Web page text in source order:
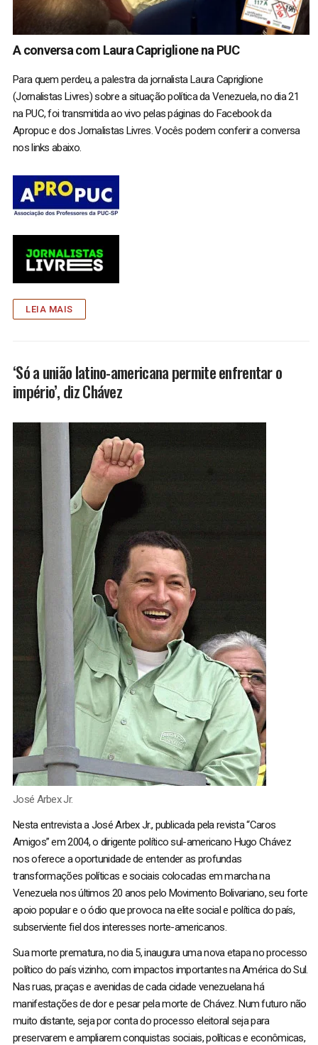
A conversa com Laura Capriglione na PUC
Para quem perdeu, a palestra da jornalista Laura Capriglione
(Jornalistas Livres) sobre a situação política da Venezuela, no dia 21
na PUC, foi transmitida ao vivo pelas páginas do Facebook da
Apropuc e dos Jornalistas Livres. Vocês podem conferir a conversa
nos links abaixo.
LEIA MAIS
‘Só a união latino-americana permite enfrentar o
império’, diz Chávez
José Arbex Jr.
Nesta entrevista a José Arbex Jr., publicada pela revista “Caros
Amigos” em 2004, o dirigente político sul-americano Hugo Chávez
nos oferece a oportunidade de entender as profundas
transformações políticas e sociais colocadas em marcha na
Venezuela nos últimos 20 anos pelo Movimento Bolivariano, seu forte
apoio popular e o ódio que provoca na elite social e política do país,
subserviente fiel dos interesses norte-americanos.
Sua morte prematura, no dia 5, inaugura uma nova etapa no processo
político do país vizinho, com impactos importantes na América do Sul.
Nas ruas, praças e avenidas de cada cidade venezuelana há
manifestações de dor e pesar pela morte de Chávez. Num futuro não
muito distante, seja por conta do processo eleitoral seja para
preservarem e ampliarem conquistas sociais, políticas e econômicas,